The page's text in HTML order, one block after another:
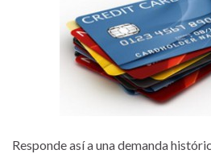
Responde así a una demanda